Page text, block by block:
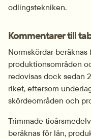
odlingstekniken.
Kommentarer till
Normskördar beräknas
produktionsområden
redovisas dock sedan
riket, eftersom
skördeområden och
Trimmade
beräknas för län,